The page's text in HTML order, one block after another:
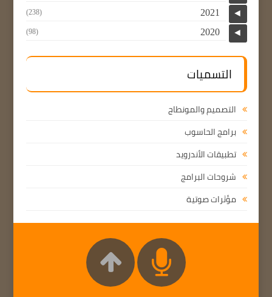
◄
2021
(238)
◄
2020
(98)
التسميات
التصميم والمونطاج
برامج الحاسوب
تطبيقات الأندرويد
شروحات البرامج
مؤثرات صوتية